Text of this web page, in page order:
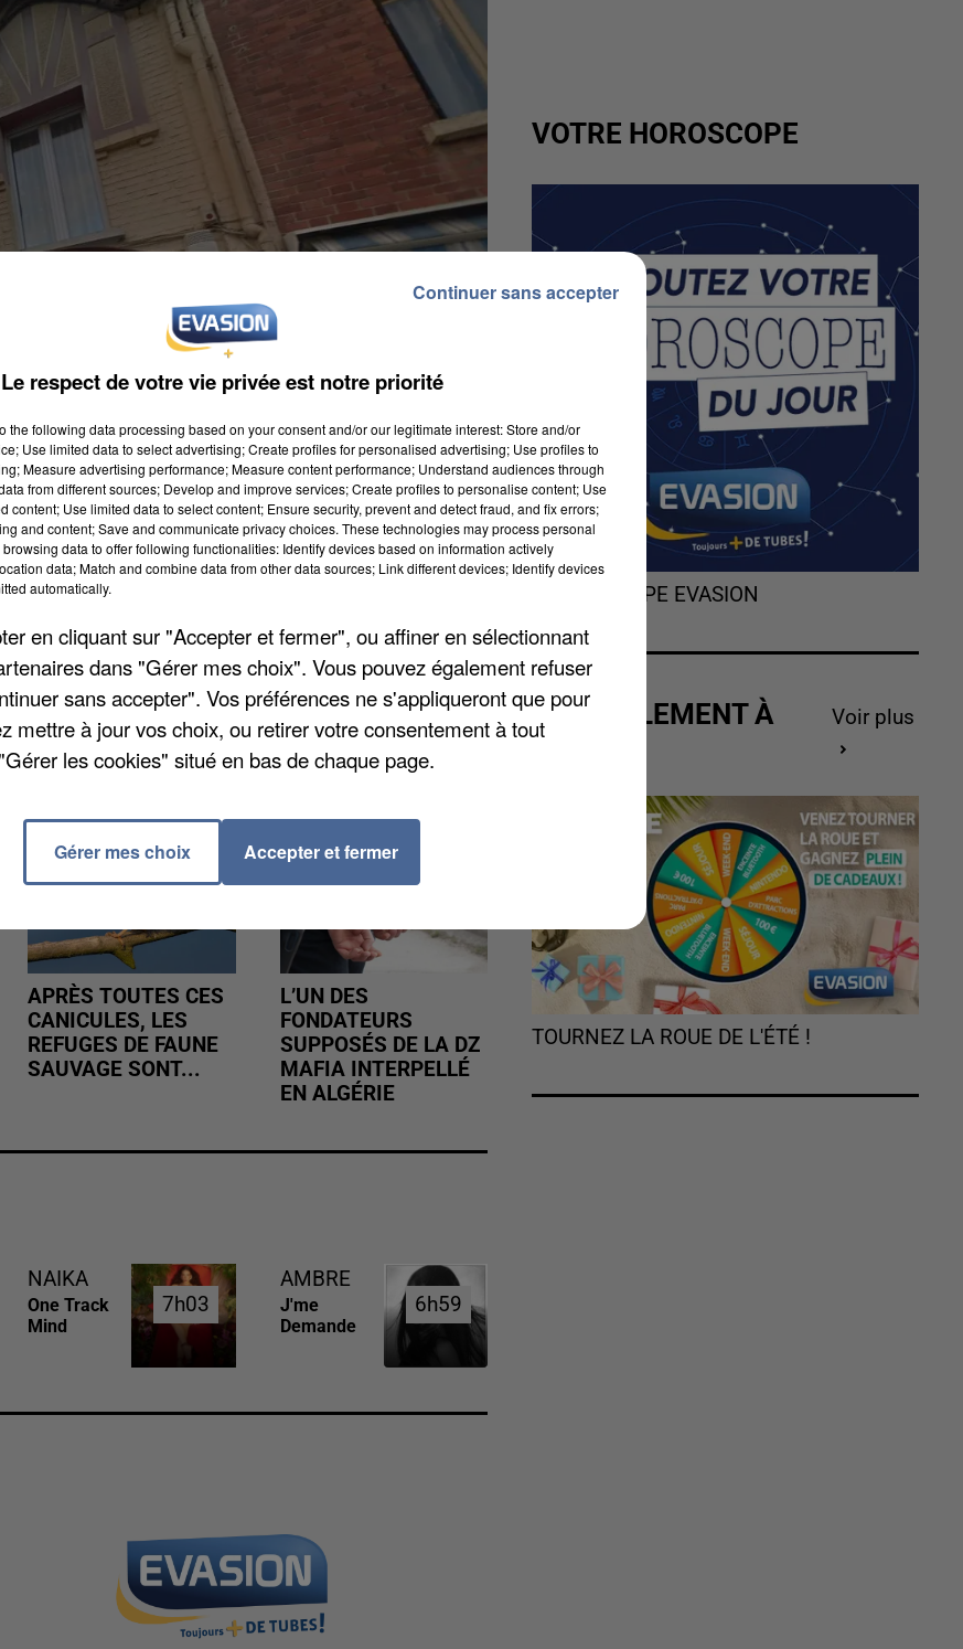
sont intervenus cette nuit peu avant deux
du logement, au niveau du lave-vaisselle. Le
Ils ont inhalé des fumées mais ont refusé
sur place pendant plusieurs heures pour venir à
APRÈS TOUTES CES
CANICULES, LES
REFUGES DE FAUNE
SAUVAGE SONT...
L’UN DES
FONDATEURS
SUPPOSÉS DE LA DZ
MAFIA INTERPELLÉ
EN ALGÉRIE
NAIKA
One Track
Mind
7h03
7h03
AMBRE
J'me
Demande
6h59
6h59
VOTRE HOROSCOPE
L'HOROSCOPE EVASION
ACTUELLEMENT À
GAGNER
Voir plus
TOURNEZ LA ROUE DE L'ÉTÉ !
Le respect de votre vie privée est notre priorité
the following data processing based on your consent and/or our legitimate interest: Store and/or
Use limited data to select advertising; Create profiles for personalised advertising; Use profiles to
Measure advertising performance; Measure content performance; Understand audiences through
from different sources; Develop and improve services; Create profiles to personalise content; Use
content; Use limited data to select content; Ensure security, prevent and detect fraud, and fix errors;
and content; Save and communicate privacy choices. These technologies may process personal
data to offer following functionalities: Identify devices based on information actively
data; Match and combine data from other data sources; Link different devices; Identify devices
automatically.
en cliquant sur "Accepter et fermer", ou affiner en sélectionnant
dans "Gérer mes choix". Vous pouvez également refuser
sans accepter". Vos préférences ne s'appliqueront que pour
mettre à jour vos choix, ou retirer votre consentement à tout
les cookies" situé en bas de chaque page.
Gérer mes choix Accepter et fermer
Continuer sans accepter